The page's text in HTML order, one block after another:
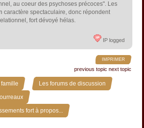
au coeur des psychoses précoces". Les
caractère spectaculaire, donc répondent
fort dévoyé hélas.
IP logged
IMPRIMER
previous topic next topic
» Les forums de discussion »
»
fort à propos...